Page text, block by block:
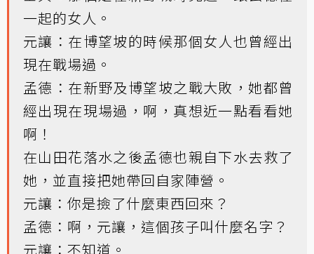
一起的女人。
元讓：在博望坡的時候那個女人也曾經出
現在戰場過。
孟德：在新野及博望坡之戰大敗，她都曾
經出現在現場過，啊，真想近一點看看她
啊！
在山田花落水之後孟德也親自下水去救了
她，並直接把她帶回自家陣營。
元讓：你是撿了什麼東西回來？
孟德：啊，元讓，這個孩子叫什麼名字？
元讓：不知道。